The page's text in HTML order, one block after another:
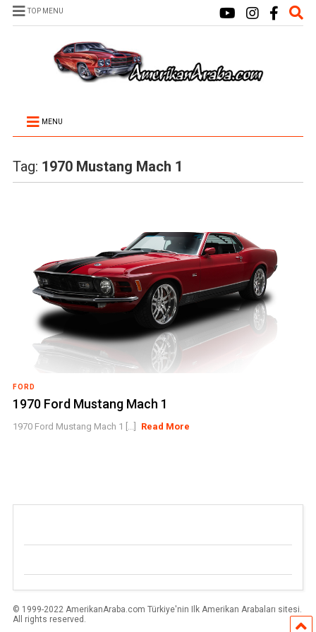
TOP MENU
MENU
Tag: 1970 Mustang Mach 1
FORD
1970 Ford Mustang Mach 1
1970 Ford Mustang Mach 1 [...] Read More
© 1999-2022 AmerikanAraba.com Türkiye'nin Ilk Amerikan Arabaları sitesi.
All rights reserved.